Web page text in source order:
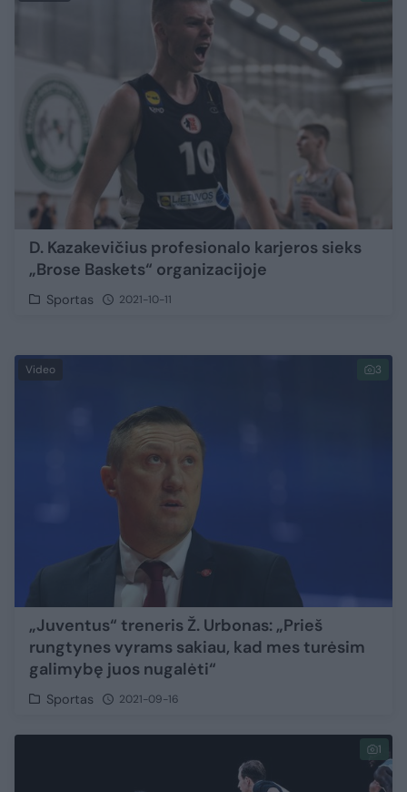
D. Kazakevičius profesionalo karjeros sieks
„Brose Baskets“ organizacijoje
Sportas 2021-10-11
Video 3
„Juventus“ treneris Ž. Urbonas: „Prieš
rungtynes vyrams sakiau, kad mes turėsim
galimybę juos nugalėti“
Sportas 2021-09-16
1